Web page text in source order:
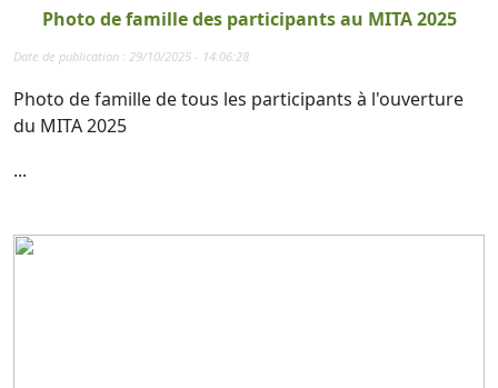
Photo de famille des participants au MITA 2025
Date de publication : 29/10/2025 - 14:06:28
Photo de famille de tous les participants à l'ouverture
du MITA 2025
...